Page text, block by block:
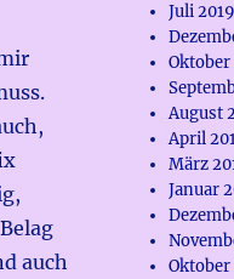
auch
Juli 2019
Oktober
August
April
März
Januar
Oktober